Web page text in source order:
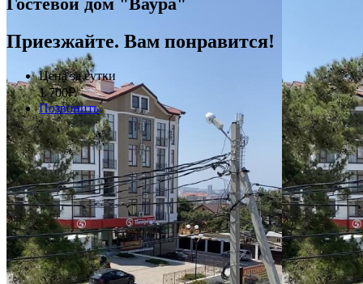
Приезжайте. Вам понравится!
Цена за сутки
1 700₽
Позвонить